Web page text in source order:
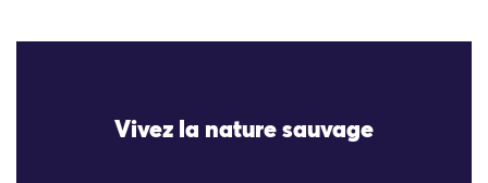
Vivez la nature sauvage